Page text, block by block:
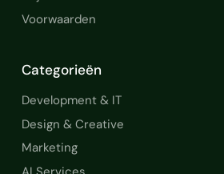
Voorwaarden
Categorieën
Development & IT
Design & Creative
Marketing